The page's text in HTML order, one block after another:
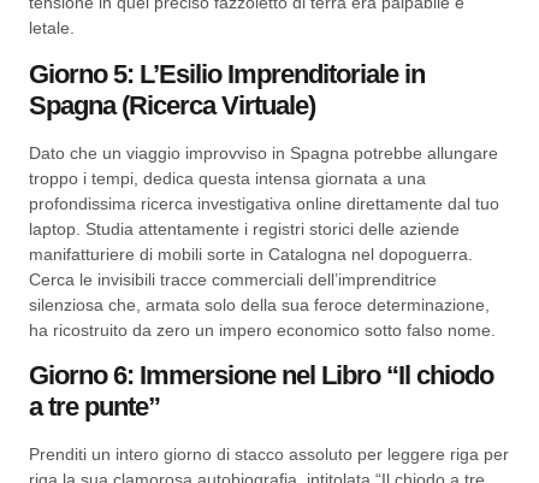
letale.
Giorno 5: L’Esilio Imprenditoriale in
Spagna (Ricerca Virtuale)
Dato che un viaggio improvviso in Spagna potrebbe allungare
troppo i tempi, dedica questa intensa giornata a una
profondissima ricerca investigativa online direttamente dal tuo
laptop. Studia attentamente i registri storici delle aziende
manifatturiere di mobili sorte in Catalogna nel dopoguerra.
Cerca le invisibili tracce commerciali dell’imprenditrice
silenziosa che, armata solo della sua feroce determinazione,
ha ricostruito da zero un impero economico sotto falso nome.
Giorno 6: Immersione nel Libro “Il chiodo
a tre punte”
Prenditi un intero giorno di stacco assoluto per leggere riga per